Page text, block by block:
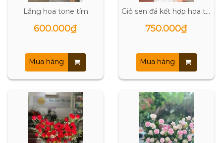
Lẵng hoa tone tím
600.000₫
Mua hàng
Giỏ sen đá kết hợp hoa tươi
750.000₫
Mua hàng